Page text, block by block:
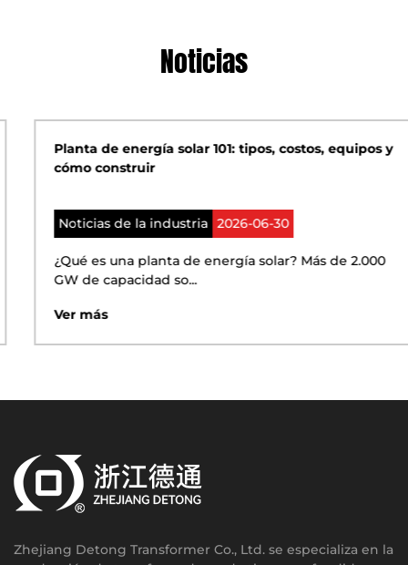
Noticias
Planta de energía solar 101: tipos, costos, equipos y
cómo construir
Noticias de la industria 2026-06-30
¿Qué es una planta de energía solar? Más de 2.000
GW de capacidad so...
Ver más
Zhejiang Detong Transformer Co., Ltd. se especializa en la